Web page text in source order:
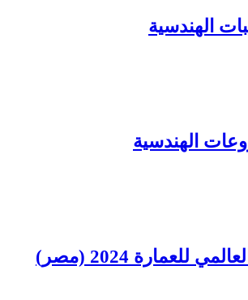
الهندسية
الهندسية
للعمارة 2024 (مصر)